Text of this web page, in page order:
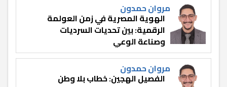
مروان حمدون
الهوية المصرية في زمن العولمة
الرقمية: بين تحديات السرديات
وصناعة الوعي
مروان حمدون
الفصيل الهجين: خطاب بلا وطن